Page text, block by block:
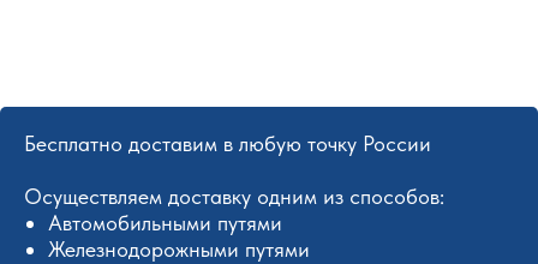
Бесплатно доставим в любую точку России
Осуществляем доставку одним из способов:
Автомобильными путями
Железнодорожными путями